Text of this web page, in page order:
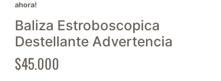
ahora!
Baliza Estroboscopica
Destellante Advertencia
$45.000